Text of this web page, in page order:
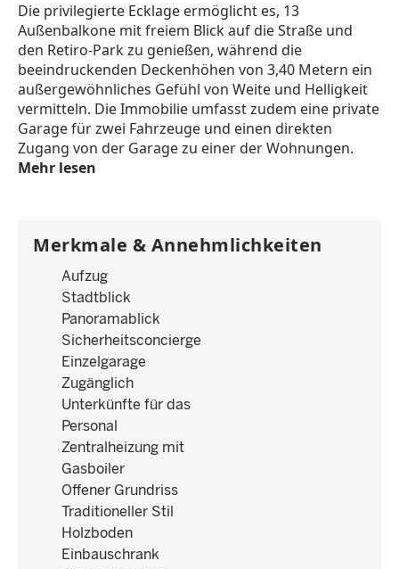
Die privilegierte Ecklage ermöglicht es, 13
Außenbalkone mit freiem Blick auf die Straße und
den Retiro-Park zu genießen, während die
beeindruckenden Deckenhöhen von 3,40 Metern ein
außergewöhnliches Gefühl von Weite und Helligkeit
vermitteln. Die Immobilie umfasst zudem eine private
Garage für zwei Fahrzeuge und einen direkten
Zugang von der Garage zu einer der Wohnungen.
Mehr lesen
Merkmale & Annehmlichkeiten
Aufzug
Stadtblick
Panoramablick
Sicherheitsconcierge
Einzelgarage
Zugänglich
Unterkünfte für das
Personal
Zentralheizung mit
Gasboiler
Offener Grundriss
Traditioneller Stil
Holzboden
Einbauschrank